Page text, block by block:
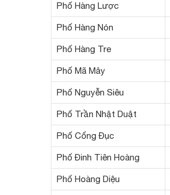
Phố Hàng Lược
Phố Hàng Nón
Phố Hàng Tre
Phố Mã Mây
Phố Nguyễn Siêu
Phố Trần Nhật Duật
Phố Cổng Đục
Phố Đinh Tiên Hoàng
Phố Hoàng Diệu